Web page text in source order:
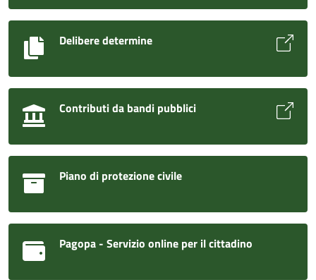
Delibere determine
Contributi da bandi pubblici
Piano di protezione civile
Pagopa - Servizio online per il cittadino